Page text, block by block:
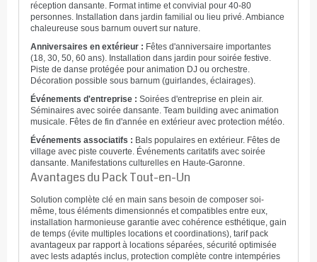
réception dansante. Format intime et convivial pour 40-80
personnes. Installation dans jardin familial ou lieu privé. Ambiance
chaleureuse sous barnum ouvert sur nature.
Anniversaires en extérieur : Fêtes d'anniversaire importantes
(18, 30, 50, 60 ans). Installation dans jardin pour soirée festive.
Piste de danse protégée pour animation DJ ou orchestre.
Décoration possible sous barnum (guirlandes, éclairages).
Événements d'entreprise : Soirées d'entreprise en plein air.
Séminaires avec soirée dansante. Team building avec animation
musicale. Fêtes de fin d'année en extérieur avec protection météo.
Événements associatifs : Bals populaires en extérieur. Fêtes de
village avec piste couverte. Événements caritatifs avec soirée
dansante. Manifestations culturelles en Haute-Garonne.
Avantages du Pack Tout-en-Un
Solution complète clé en main sans besoin de composer soi-
même, tous éléments dimensionnés et compatibles entre eux,
installation harmonieuse garantie avec cohérence esthétique, gain
de temps (évite multiples locations et coordinations), tarif pack
avantageux par rapport à locations séparées, sécurité optimisée
avec lests adaptés inclus, protection complète contre intempéries